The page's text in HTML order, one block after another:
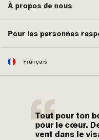
À propos de nous
Pour les personnes
Français
Tout pour ton
pour le cœur.
vent dans le